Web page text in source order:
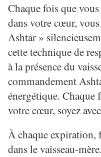
Chaque fois que
dans votre cœur,
Ashtar »
cette technique de
à la présence du
commandement
énergétique. Chaque
votre cœur, soyez
À chaque expiration,
dans le vaisseau-mère.